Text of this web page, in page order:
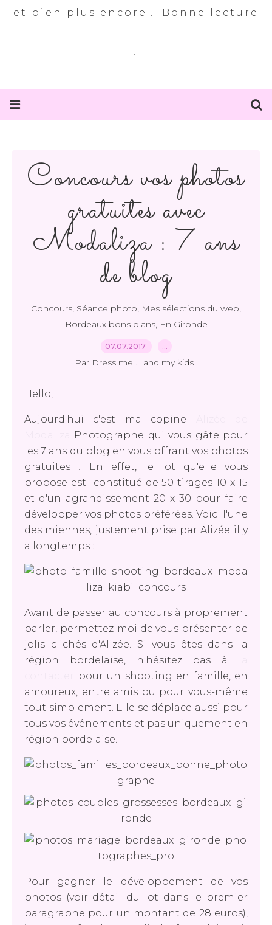
et bien plus encore... Bonne lecture
!
Concours vos photos
gratuites avec
Modaliza : 7 ans
de blog
Concours, Séance photo, Mes sélections du web,
Bordeaux bons plans, En Gironde
07.07.2017 …
Par Dress me ... and my kids !
Hello,
Aujourd'hui c'est ma copine
Photographe qui vous gâte pour
les 7 ans du blog en vous offrant vos photos
gratuites ! En effet, le lot qu'elle vous
propose est constitué de 50 tirages 10 x 15
et d'un agrandissement 20 x 30 pour faire
développer vos photos préférées. Voici l'une
des miennes, justement prise par Alizée il y
a longtemps :
Avant de passer au concours à proprement
parler, permettez-moi de vous présenter de
jolis clichés d'Alizée. Si vous êtes dans la
région bordelaise, n'hésitez pas à
pour un shooting en famille, en
amoureux, entre amis ou pour vous-même
tout simplement. Elle se déplace aussi pour
tous vos événements et pas uniquement en
région bordelaise.
Pour gagner le développement de vos
photos (voir détail du lot dans le premier
paragraphe pour un montant de 28 euros),